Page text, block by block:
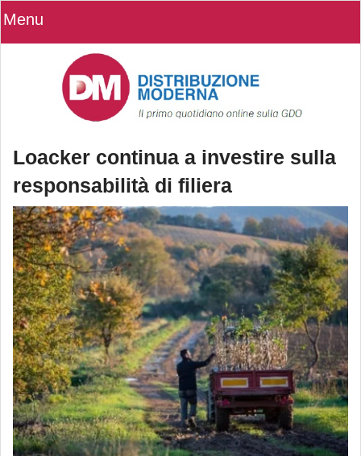
Menu
Loacker continua a investire sulla
responsabilità di filiera